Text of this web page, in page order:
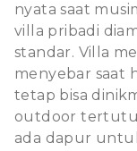
nyata saat
villa pribadi
standar. Villa
menyebar saat
tetap bisa
outdoor
ada dapur